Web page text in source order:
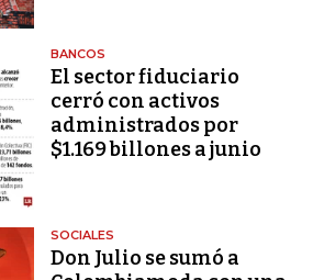
BANCOS
El sector fiduciario
cerró con activos
administrados por
$1.169 billones a junio
SOCIALES
Don Julio se sumó a